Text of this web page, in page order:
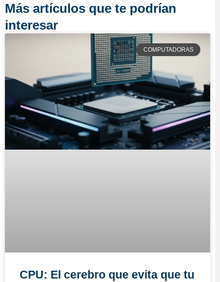
Más artículos que te podrían
interesar
COMPUTADORAS
CPU: El cerebro que evita que tu